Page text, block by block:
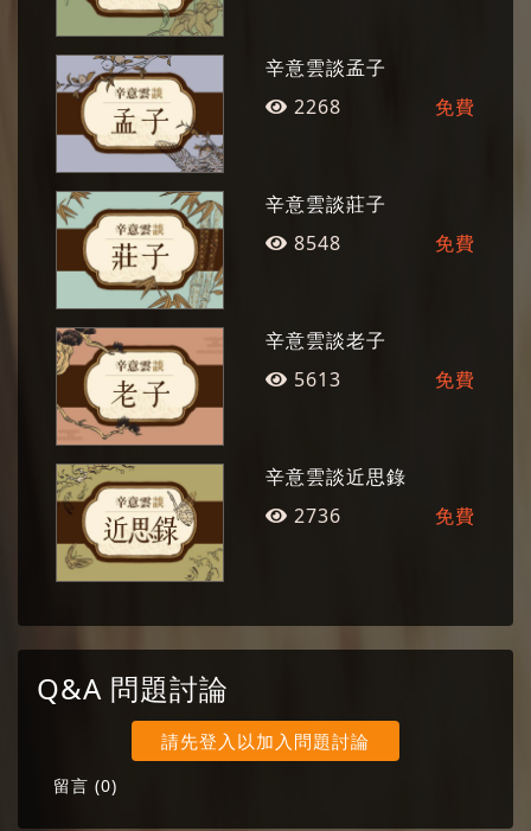
辛意雲談孟子
2268
免費
辛意雲談莊子
8548
免費
辛意雲談老子
5613
免費
辛意雲談近思錄
2736
免費
Q&A 問題討論
請先登入以加入問題討論
留言 (0)